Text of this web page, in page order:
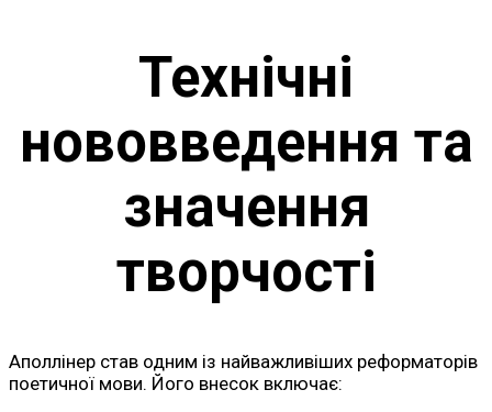
Технічні
нововведення та
значення
творчості
Аполлінер став одним із найважливіших реформаторів
поетичної мови. Його внесок включає: